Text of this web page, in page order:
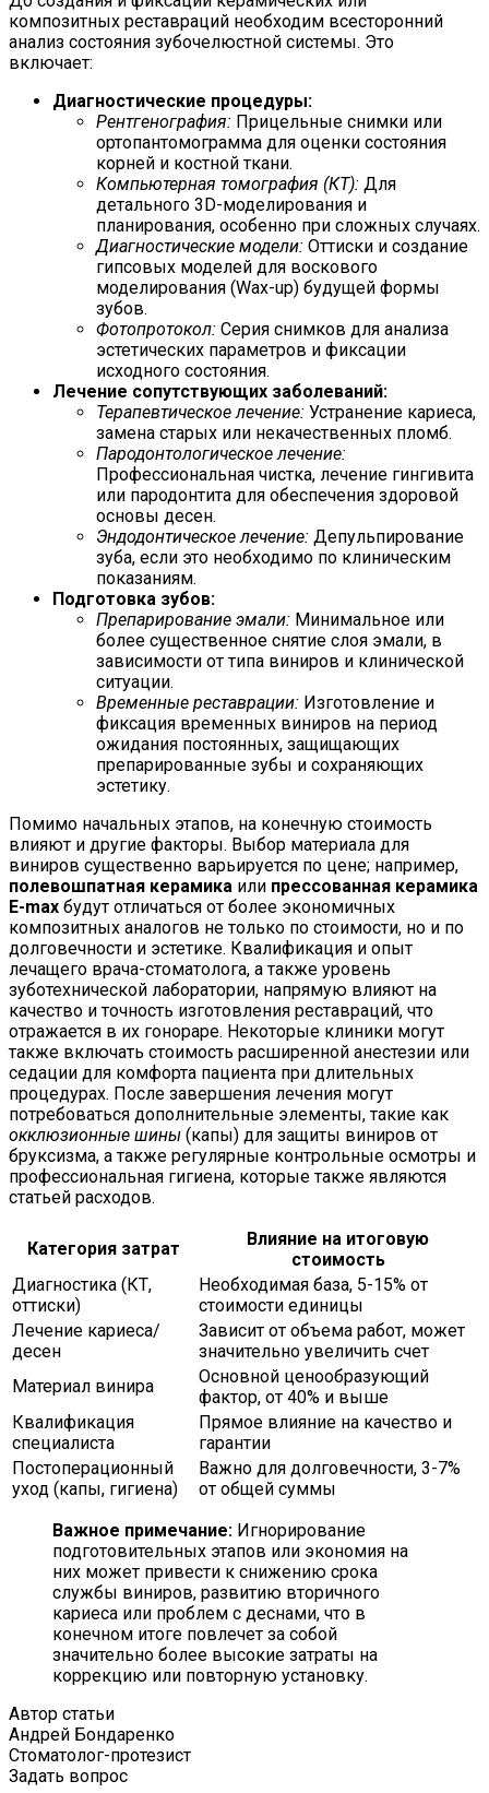
композитных реставраций необходим всесторонний
анализ состояния зубочелюстной системы. Это
включает:
Диагностические процедуры:
Рентгенография: Прицельные снимки или
ортопантомограмма для оценки состояния
корней и костной ткани.
Компьютерная томография (КТ): Для
детального 3D-моделирования и
планирования, особенно при сложных случаях.
Диагностические модели: Оттиски и создание
гипсовых моделей для воскового
моделирования (Wax-up) будущей формы
зубов.
Фотопротокол: Серия снимков для анализа
эстетических параметров и фиксации
исходного состояния.
Лечение сопутствующих заболеваний:
Терапевтическое лечение: Устранение кариеса,
замена старых или некачественных пломб.
Пародонтологическое лечение:
Профессиональная чистка, лечение гингивита
или пародонтита для обеспечения здоровой
основы десен.
Эндодонтическое лечение: Депульпирование
зуба, если это необходимо по клиническим
показаниям.
Подготовка зубов:
Препарирование эмали: Минимальное или
более существенное снятие слоя эмали, в
зависимости от типа виниров и клинической
ситуации.
Временные реставрации: Изготовление и
фиксация временных виниров на период
ожидания постоянных, защищающих
препарированные зубы и сохраняющих
эстетику.
Помимо начальных этапов, на конечную стоимость
влияют и другие факторы. Выбор материала для
виниров существенно варьируется по цене; например,
полевошпатная керамика или прессованная керамика
E-max будут отличаться от более экономичных
композитных аналогов не только по стоимости, но и по
долговечности и эстетике. Квалификация и опыт
лечащего врача-стоматолога, а также уровень
зуботехнической лаборатории, напрямую влияют на
качество и точность изготовления реставраций, что
отражается в их гонораре. Некоторые клиники могут
также включать стоимость расширенной анестезии или
седации для комфорта пациента при длительных
процедурах. После завершения лечения могут
потребоваться дополнительные элементы, такие как
окклюзионные шины (капы) для защиты виниров от
бруксизма, а также регулярные контрольные осмотры и
профессиональная гигиена, которые также являются
статьей расходов.
Категория затрат
Влияние на итоговую
стоимость
Диагностика (КТ,
оттиски)
Необходимая база, 5-15% от
стоимости единицы
Лечение кариеса/
десен
Зависит от объема работ, может
значительно увеличить счет
Материал винира
Основной ценообразующий
фактор, от 40% и выше
Квалификация
специалиста
Прямое влияние на качество и
гарантии
Постоперационный
уход (капы, гигиена)
Важно для долговечности, 3-7%
от общей суммы
Важное примечание: Игнорирование
подготовительных этапов или экономия на
них может привести к снижению срока
службы виниров, развитию вторичного
кариеса или проблем с деснами, что в
конечном итоге повлечет за собой
значительно более высокие затраты на
коррекцию или повторную установку.
Автор статьи
Андрей Бондаренко
Стоматолог-протезист
Задать вопрос